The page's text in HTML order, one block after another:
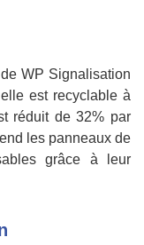
WP Signalisation
est recyclable à
réduit de 32% par
les panneaux de
grâce à leur